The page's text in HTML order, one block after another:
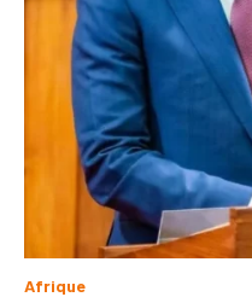
Afrique